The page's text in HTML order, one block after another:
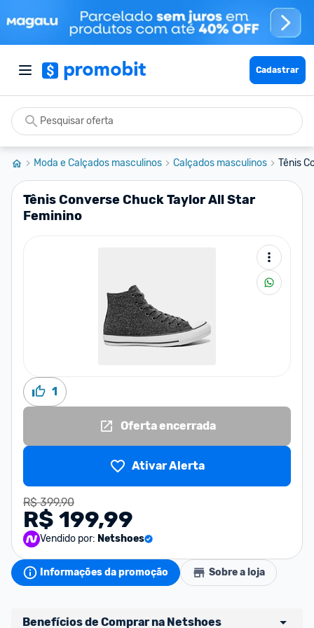
Cadastrar
Moda e Calçados masculinos Calçados masculinos Tênis
Tênis Converse Chuck Taylor All Star
Feminino
1
Oferta encerrada
Ativar Alerta
R$ 399,90
R$ 199,99
Vendido por: Netshoes
Informações da promoção Sobre a loja
Benefícios de Comprar na Netshoes